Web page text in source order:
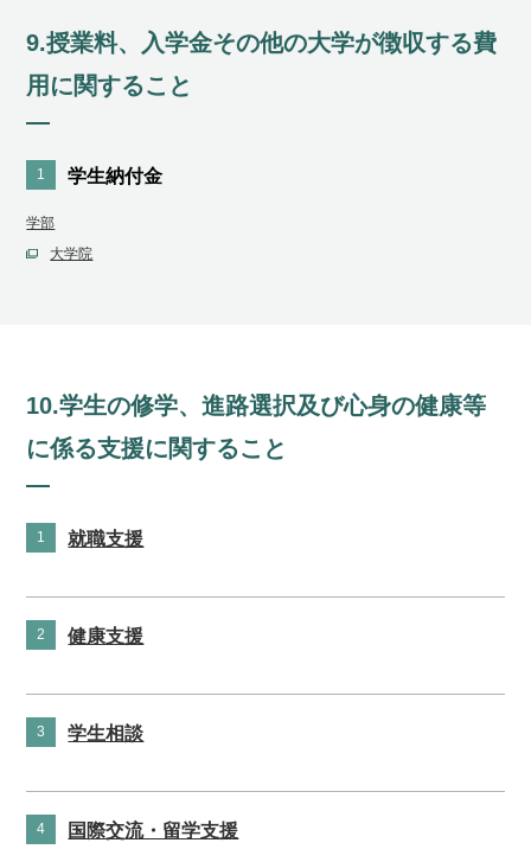
9.授業料、入学金その他の大学が徴収する費
用に関すること
1 学生納付金
学部
大学院
10.学生の修学、進路選択及び心身の健康等
に係る支援に関すること
1 就職支援
2 健康支援
3 学生相談
4 国際交流・留学支援